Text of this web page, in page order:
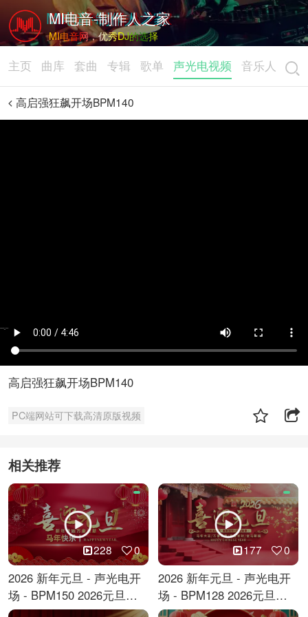
MI电音-制作人之家
MI电音网，优秀DJ的选择
主页 曲库 套曲 专辑 歌单 声光电视频 音乐人
高启强狂飙开场BPM140
高启强狂飙开场BPM140
PC端网站可下载高清原版视频
相关推荐
228 0
2026 新年元旦 - 声光电开
场 - BPM150 2026元旦跨
年倒计时
177 0
2026 新年元旦 - 声光电开
场 - BPM128 2026元旦马
年